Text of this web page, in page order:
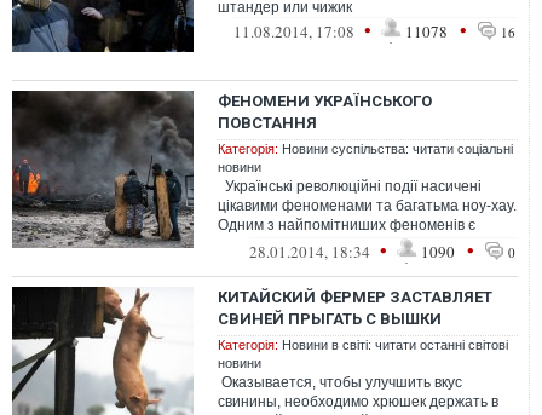
штандер или чижик
11.08.2014, 17:08 • 11078 • 16
ФЕНОМЕНИ УКРАЇНСЬКОГО
ПОВСТАННЯ
Категорія: Новини суспільства: читати соціальні
новини
Українські революційні події насичені
цікавими феноменами та багатьма ноу-хау.
Одним з найпомітниших феноменів є
делікатність протесту стосовн...
28.01.2014, 18:34 • 1090 • 0
КИТАЙСКИЙ ФЕРМЕР ЗАСТАВЛЯЕТ
СВИНЕЙ ПРЫГАТЬ С ВЫШКИ
Категорія: Новини в світі: читати останні світові
новини
Оказывается, чтобы улучшить вкус
свинины, необходимо хрюшек держать в